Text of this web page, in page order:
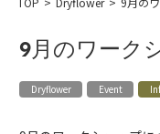
9月のワーク
Dryflower Event